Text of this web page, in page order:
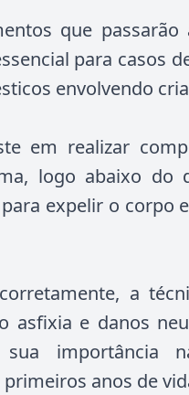
que
para casos
envolvendo
em realizar
logo abaixo do
expelir o corpo
a
asfixia e danos
sua importância
anos de